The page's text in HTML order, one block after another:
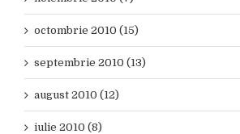
octombrie 2010 (15)
septembrie 2010 (13)
august 2010 (12)
iulie 2010 (8)